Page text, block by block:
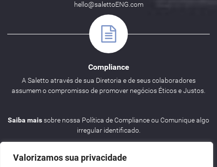
Valorizamos sua privacidade
hello@salettoENG.com
Compliance
A Saletto através de sua Diretoria e de seus colaboradores
assumem o compromisso de promover negócios Éticos e Justos.
Saiba maissobre nossa Política de Compliance ou Comunique algo
irregular identificado.